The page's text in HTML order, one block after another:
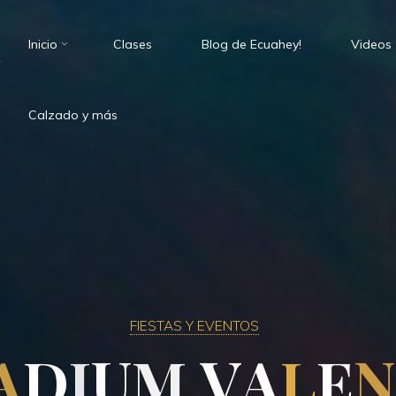
Inicio Clases Blog de Ecuahey! Videos
Calzado y más
FIESTAS Y EVENTOS